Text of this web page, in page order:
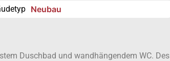
Neubau
Duschbad und wandhängendem WC. Des